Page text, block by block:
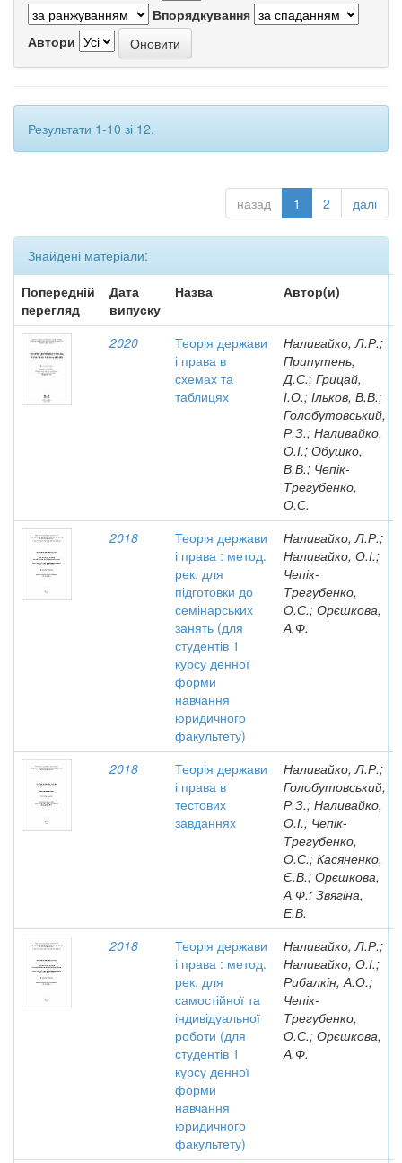
Впорядкування
Автори
Результати 1-10 зі 12.
назад 1 2 далі
Знайдені матеріали:
Попередній
перегляд
Дата
випуску
Назва Автор(и)
2020
Теорія держави
і права в
схемах та
таблицях
Наливайко, Л.Р.;
Припутень,
Д.С.; Грицай,
І.О.; Ільков, В.В.;
Голобутовський,
Р.З.; Наливайко,
О.І.; Обушко,
В.В.; Чепік-
Трегубенко,
О.С.
2018
Теорія держави
і права : метод.
рек. для
підготовки до
семінарських
занять (для
студентів 1
курсу денної
форми
навчання
юридичного
факультету)
Наливайко, Л.Р.;
Наливайко, О.І.;
Чепік-
Трегубенко,
О.С.; Орєшкова,
А.Ф.
2018
Теорія держави
і права в
тестових
завданнях
Наливайко, Л.Р.;
Голобутовський,
Р.З.; Наливайко,
О.І.; Чепік-
Трегубенко,
О.С.; Касяненко,
Є.В.; Орєшкова,
А.Ф.; Звягіна,
Е.В.
2018
Теорія держави
і права : метод.
рек. для
самостійної та
індивідуальної
роботи (для
студентів 1
курсу денної
форми
навчання
юридичного
факультету)
Наливайко, Л.Р.;
Наливайко, О.І.;
Рибалкін, А.О.;
Чепік-
Трегубенко,
О.С.; Орєшкова,
А.Ф.